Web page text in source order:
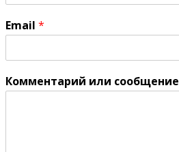
Email *
Комментарий или сообщение